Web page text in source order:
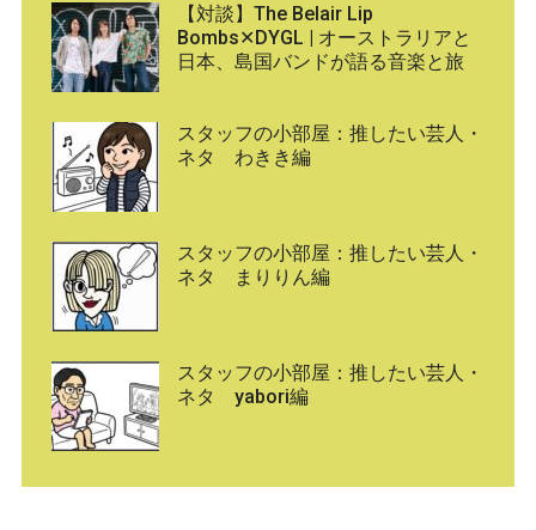
【対談】The Belair Lip
Bombs✕DYGL | オーストラリアと
日本、島国バンドが語る音楽と旅
スタッフの小部屋：推したい芸人・
ネタ わきき編
スタッフの小部屋：推したい芸人・
ネタ まりりん編
スタッフの小部屋：推したい芸人・
ネタ yabori編